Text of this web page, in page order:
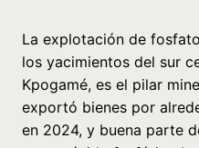
La explotación de
los yacimientos del sur
Kpogamé, es el pilar
exportó bienes por
en 2024, y buena parte